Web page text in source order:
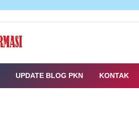
UPDATE BLOG PKN KONTAK